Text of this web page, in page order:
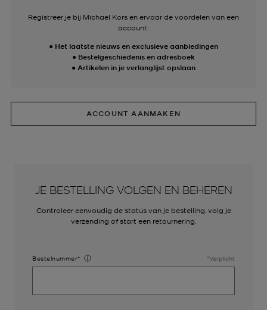
Registreer je bij Michael Kors en ervaar de voordelen van een
account:
● Het laatste nieuws en exclusieve aanbiedingen
● Bestelgeschiedenis en adresboek
● Artikelen in je verlanglijst opslaan
ACCOUNT AANMAKEN
JE BESTELLING VOLGEN EN BEHEREN
Controleer eenvoudig de status van je bestelling, volg je
verzending of start een retournering.
Bestelnummer* *Verplicht